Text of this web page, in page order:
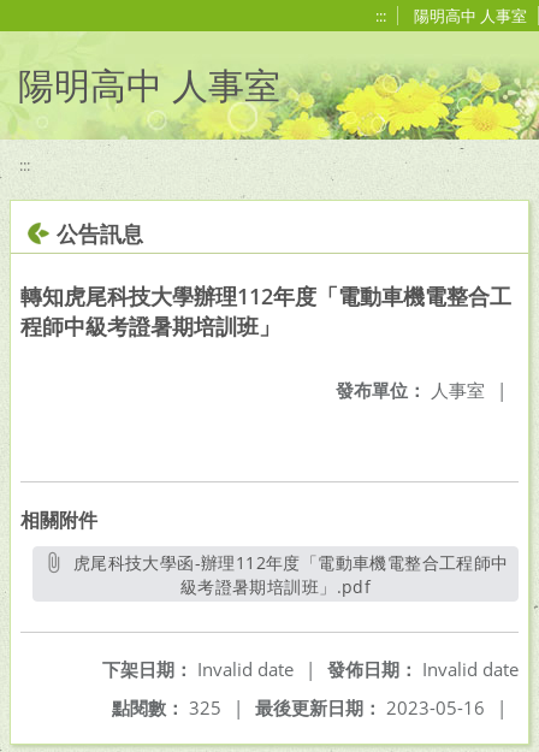
::: 陽明高中 人事室
陽明高中 人事室
:::
公告訊息
轉知虎尾科技大學辦理112年度「電動車機電整合工
程師中級考證暑期培訓班」
發布單位： 人事室 |
相關附件
級考證暑期培訓班」.pdf另開新視窗
發佈日期： Invalid date
下架日期： Invalid date
|
最後更新日期： 2023-05-16 |
點閱數： 325 |